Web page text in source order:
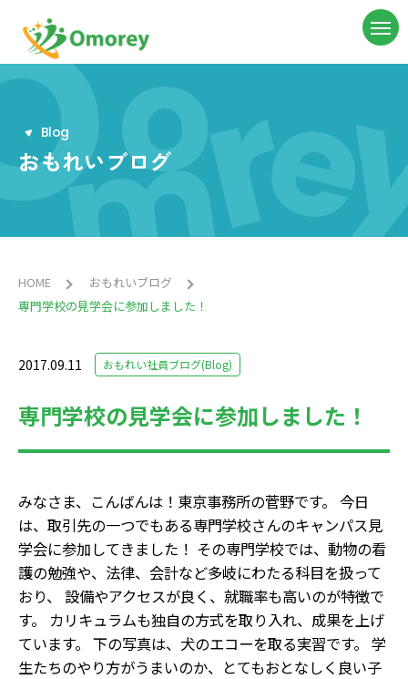
Blog
おもれいブログ
HOME
おもれいブログ
専門学校の見学会に参加しました！
2017.09.11 おもれい社員ブログ(Blog)
専門学校の見学会に参加しました！
みなさま、こんばんは！東京事務所の菅野です。 今日
は、取引先の一つでもある専門学校さんのキャンパス見
学会に参加してきました！ その専門学校では、動物の看
護の勉強や、法律、会計など多岐にわたる科目を扱って
おり、 設備やアクセスが良く、就職率も高いのが特徴で
す。 カリキュラムも独自の方式を取り入れ、成果を上げ
ています。 下の写真は、犬のエコーを取る実習です。 学
生たちのやり方がうまいのか、とてもおとなしく良い子